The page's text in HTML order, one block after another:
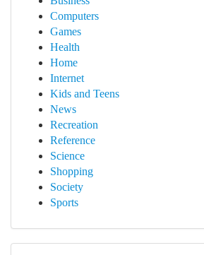
Computers
Games
Health
Home
Internet
Kids and Teens
News
Recreation
Reference
Science
Shopping
Society
Sports